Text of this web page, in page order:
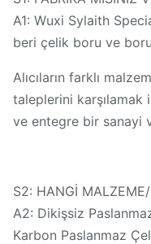
A1: Wuxi Sylaith
beri çelik boru ve
Alıcıların farklı
taleplerini karşılamak
ve entegre bir sanayi
S2: HANGİ
A2: Dikişsiz
Karbon Paslanmaz